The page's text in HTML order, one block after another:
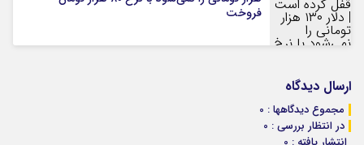
فروخت
ارسال دیدگاه
مجموع دیدگاهها : 0
در انتظار بررسی : 0